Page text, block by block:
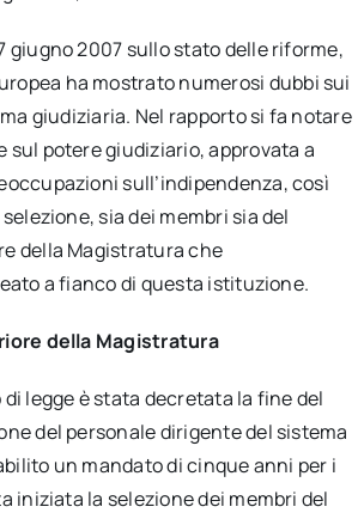
giugno 2007 sullo stato delle riforme,
ha mostrato numerosi dubbi sui
giudiziaria. Nel rapporto si fa notare
sul potere giudiziario, approvata a
sull’indipendenza, così
sia dei membri sia del
della Magistratura che
a fianco di questa istituzione.
della Magistratura
legge è stata decretata la fine del
del personale dirigente del sistema
un mandato di cinque anni per i
iniziata la selezione dei membri del